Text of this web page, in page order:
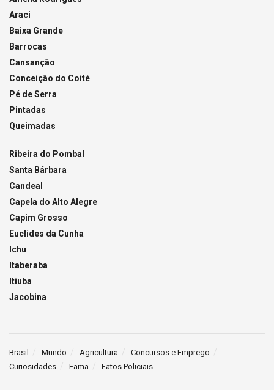
Araci
Baixa Grande
Barrocas
Cansanção
Conceição do Coité
Pé de Serra
Pintadas
Queimadas
Ribeira do Pombal
Santa Bárbara
Candeal
Capela do Alto Alegre
Capim Grosso
Euclides da Cunha
Ichu
Itaberaba
Itiuba
Jacobina
Brasil Mundo Agricultura
Concursos e Emprego
Curiosidades
Fama Fatos Policiais